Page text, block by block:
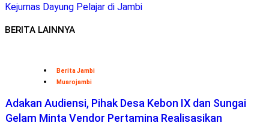
Kejurnas Dayung Pelajar di Jambi
BERITA LAINNYA
Berita Jambi
Muarojambi
Adakan Audiensi, Pihak Desa Kebon IX dan Sungai
Gelam Minta Vendor Pertamina Realisasikan